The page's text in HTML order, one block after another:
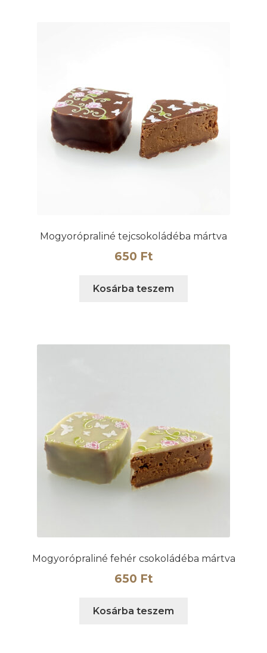
Mogyorópraliné tejcsokoládéba mártva
650 Ft
Kosárba teszem
Mogyorópraliné fehér csokoládéba mártva
650 Ft
Kosárba teszem